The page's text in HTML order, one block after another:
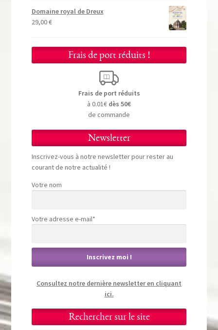
Domaine royal de Dreux
29,00€
Frais de port réduits !
Frais de port réduits
à 0.01€ dès 50€
de commande
Newsletter
Inscrivez-vous à notre newsletter pour rester au
courant de notre actualité !
Votre nom
Votre adresse e-mail*
Consultez notre dernière newsletter en cliquant
ici.
Rechercher sur le site